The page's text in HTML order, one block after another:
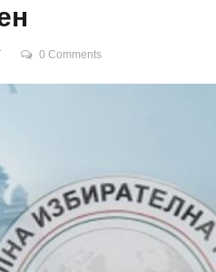
0 Comments